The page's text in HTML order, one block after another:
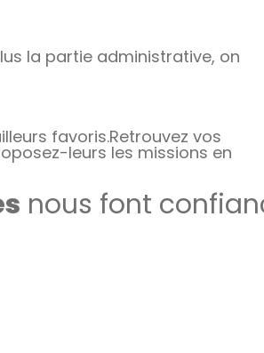
la partie administrative, on
favoris.Retrouvez vos
leurs les missions en
nous font